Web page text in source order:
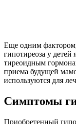
Еще одним
гипотиреоза у детей
тиреоидным
приема будущей
используются для
Симптомы
Приобретенный